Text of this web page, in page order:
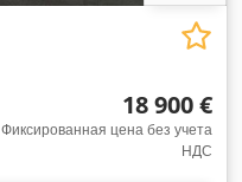
18 900 €
Фиксированная цена без учета
НДС